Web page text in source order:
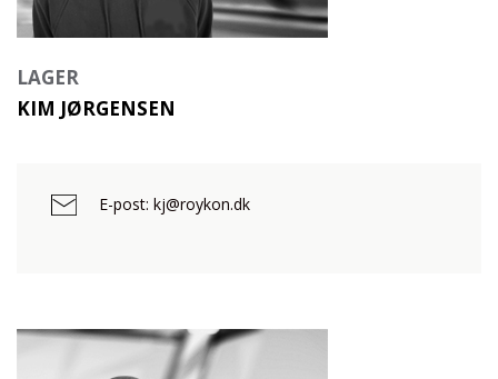
LAGER
KIM JØRGENSEN
E-post: kj@roykon.dk